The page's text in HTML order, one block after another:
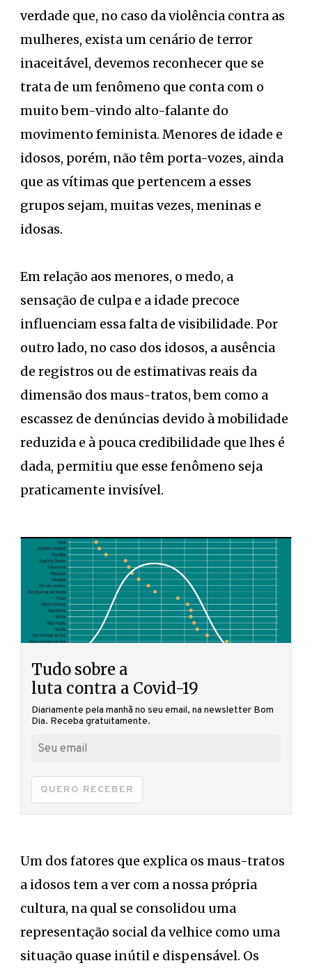
verdade que, no caso da violência contra as
mulheres, exista um cenário de terror
inaceitável, devemos reconhecer que se
trata de um fenômeno que conta com o
muito bem-vindo alto-falante do
movimento feminista. Menores de idade e
idosos, porém, não têm porta-vozes, ainda
que as vítimas que pertencem a esses
grupos sejam, muitas vezes, meninas e
idosas.
Em relação aos menores, o medo, a
sensação de culpa e a idade precoce
influenciam essa falta de visibilidade. Por
outro lado, no caso dos idosos, a ausência
de registros ou de estimativas reais da
dimensão dos maus-tratos, bem como a
escassez de denúncias devido à mobilidade
reduzida e à pouca credibilidade que lhes é
dada, permitiu que esse fenômeno seja
praticamente invisível.
Tudo sobre a
luta contra a Covid-19
Diariamente pela manhã no seu email, na newsletter Bom
Dia. Receba gratuitamente.
QUERO RECEBER
Um dos fatores que explica os maus-tratos
a idosos tem a ver com a nossa própria
cultura, na qual se consolidou uma
representação social da velhice como uma
situação quase inútil e dispensável. Os